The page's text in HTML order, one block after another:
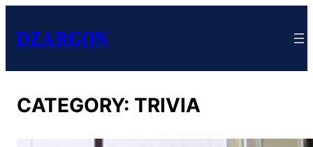
DZARGON
CATEGORY: TRIVIA